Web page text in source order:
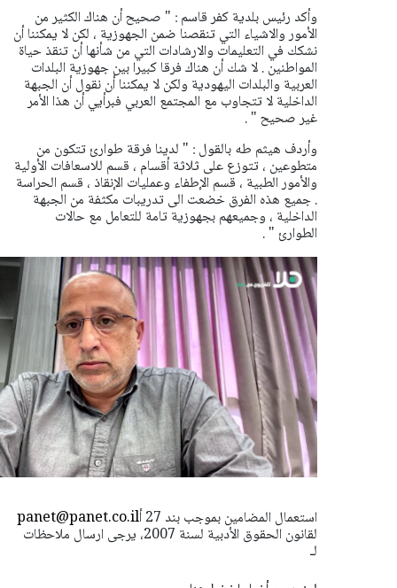
وأكد رئيس بلدية كفر قاسم : " صحيح أن هناك الكثير من
الأمور والاشياء التي تنقصنا ضمن الجهوزية ، لكن لا يمكننا أن
نشكك في التعليمات والارشادات التي من شأنها أن تنقذ حياة
المواطنين . لا شك أن هناك فرقا كبيرا بين جهوزية البلدات
العربية والبلدات اليهودية ولكن لا يمكننا أن نقول أن الجبهة
الداخلية لا تتجاوب مع المجتمع العربي فبرأيي أن هذا الأمر
غير صحيح " .
وأردف هيثم طه بالقول : " لدينا فرقة طوارئ تتكون من
متطوعين ، تتوزع على ثلاثة أقسام ، قسم للاسعافات الأولية
والأمور الطبية ، قسم الإطفاء وعمليات الإنقاذ ، قسم الحراسة
. جميع هذه الفرق خضعت الى تدريبات مكثفة من الجبهة
الداخلية ، وجميعهم بجهوزية تامة للتعامل مع حالات
الطوارئ " .
panet@panet.co.ilاستعمال المضامين بموجب بند 27 أ
لقانون الحقوق الأدبية لسنة 2007، يرجى ارسال ملاحظات
لـ